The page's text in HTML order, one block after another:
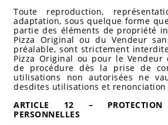
Toute reproduction,
adaptation, sous quelque forme
partie des éléments de propriété
Pizza Original ou du Vendeur
préalable, sont strictement
Pizza Original ou pour le Vendeur
de procédure dès la prise de
utilisations non autorisées ne
desdites utilisations et renonciation
ARTICLE 12 – PROTECTION
PERSONNELLES